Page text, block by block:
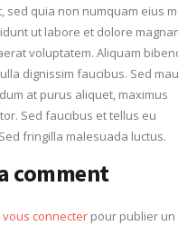
sed quia non numquam eius
ut labore et dolore
voluptatem. Aliquam
dignissim faucibus. Sed
at purus aliquet, maximus
Sed faucibus et tellus eu
fringilla malesuada luctus.
comment
vous connecter pour publier un